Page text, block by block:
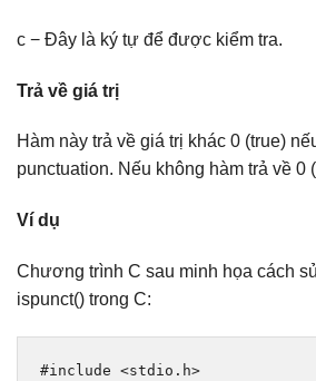
c − Đây là ký tự để được kiểm tra.
Trả về giá trị
Hàm này trả về giá trị khác 0 (true)
punctuation. Nếu không hàm trả về 0
Ví dụ
Chương trình C sau minh họa cách
ispunct() trong C:
#include <stdio.h>